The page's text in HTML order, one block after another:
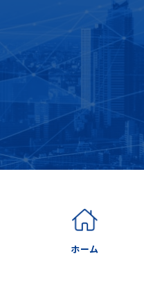
ホーム